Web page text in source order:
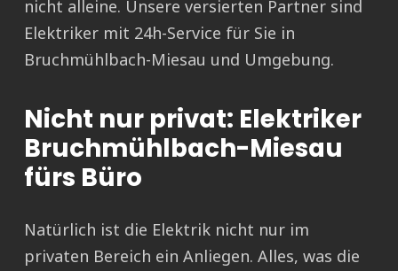
nicht alleine. Unsere versierten Partner sind
Elektriker mit 24h-Service für Sie in
Bruchmühlbach-Miesau und Umgebung.
Nicht nur privat: Elektriker
Bruchmühlbach-Miesau
fürs Büro
Natürlich ist die Elektrik nicht nur im
privaten Bereich ein Anliegen. Alles, was die